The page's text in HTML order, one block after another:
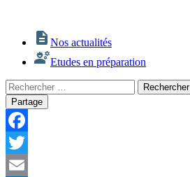
Nos actualités
Etudes en préparation
Rechercher
:
Rechercher
Partage
Facebook
Twitter